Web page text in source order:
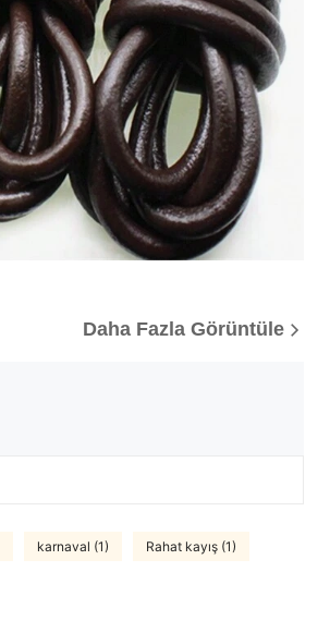
Daha Fazla Görüntüle
karnaval (1) Rahat kayış (1)